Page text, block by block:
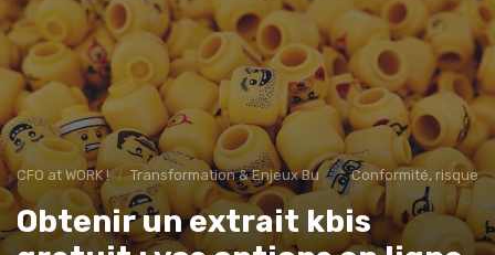
CFO at WORK ! Transformation & Enjeux Business Conformité, risques
Obtenir un extrait kbis